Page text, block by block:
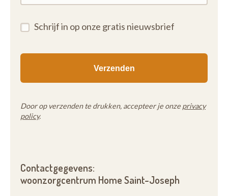
Schrijf in op onze gratis nieuwsbrief
Door op verzenden te drukken, accepteer je onze privacy
policy.
Contactgegevens:
woonzorgcentrum Home Saint-Joseph